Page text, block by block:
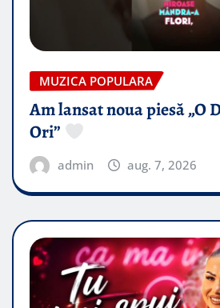
MUZICA POPULARA
Am lansat noua piesă „O
Ori”
admin aug. 7, 2026